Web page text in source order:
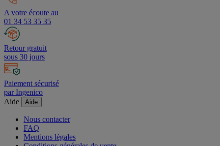
A votre écoute au
01 34 53 35 35
Retour gratuit
sous 30 jours
Paiement sécurisé
par Ingenico
Aide
Aide
Nous contacter
FAQ
Mentions légales